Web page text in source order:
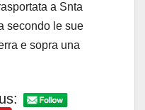
a Snta
secondo le sue
e sopra una